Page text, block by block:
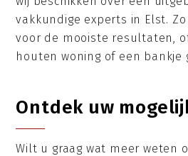
vakkundige experts in Elst.
voor de mooiste resultaten,
houten woning of een bankje
Ontdek uw
Wilt u graag wat meer weten